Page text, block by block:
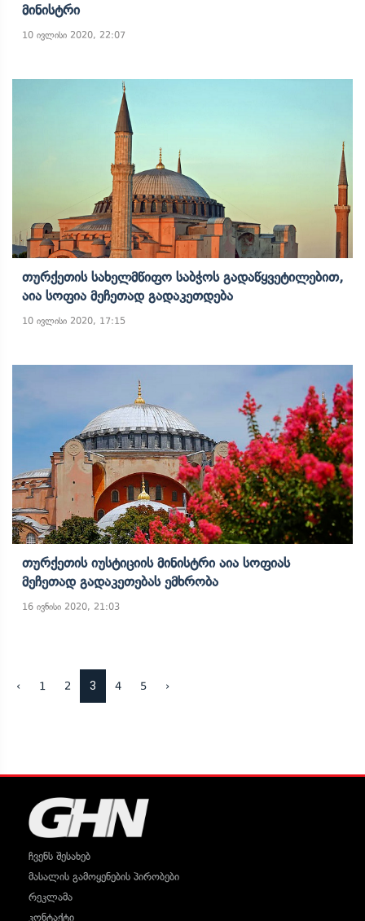
Მინისტრი
10 ივლისი 2020, 22:07
Თურქეთის Სახელმწიფო Საბჭოს Გადაწყვეტილებით,
Აია Სოფია Მეჩეთად Გადაკეთდება
10 ივლისი 2020, 17:15
Თურქეთის Იუსტიციის Მინისტრი Აია Სოფიას
Მეჩეთად Გადაკეთებას Ემხრობა
16 ივნისი 2020, 21:03
‹ 1 2 3 4 5 ›
ჩვენს შესახებ
მასალის გამოყენების პირობები
რეკლამა
კონტაქტი